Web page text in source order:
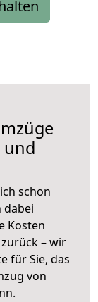
und
schon
dabei
Kosten
– wir
für Sie, das
von